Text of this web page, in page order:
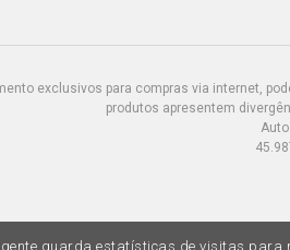
exclusivos para compras via internet,
produtos apresentem
gente guarda estatísticas de visitas para